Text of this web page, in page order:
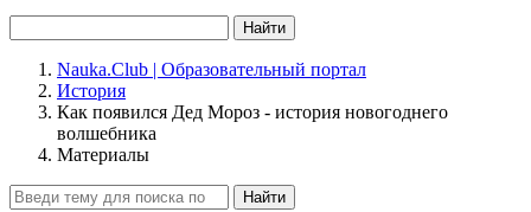
Найти
Nauka.Club | Образовательный портал
История
Как появился Дед Мороз - история новогоднего
волшебника
Материалы
Найти